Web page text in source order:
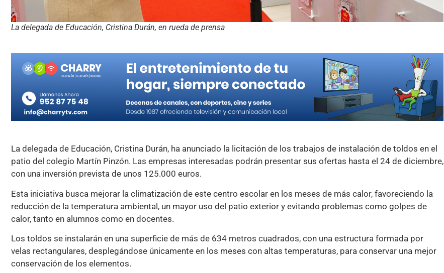
La delegada de Educación, Cristina Durán, en rueda de prensa
La delegada de Educación, Cristina Durán, ha anunciado la licitación de los trabajos de instalación de toldos en el
patio del colegio Martín Pinzón. Las empresas interesadas podrán presentar sus ofertas hasta el 24 de diciembre,
con una inversión prevista de unos 125.000 euros.
Esta iniciativa busca mejorar la climatización de este centro escolar en los meses de más calor, favoreciendo la
reducción de la temperatura ambiental, un mayor uso del patio exterior y evitando problemas como golpes de
calor, tanto en alumnos como en docentes.
Los toldos se instalarán en una superficie de más de 634 metros cuadrados, con una estructura formada por
velas rectangulares, desplegándose únicamente en los meses con altas temperaturas, para conservar una mejor
conservación de los elementos.